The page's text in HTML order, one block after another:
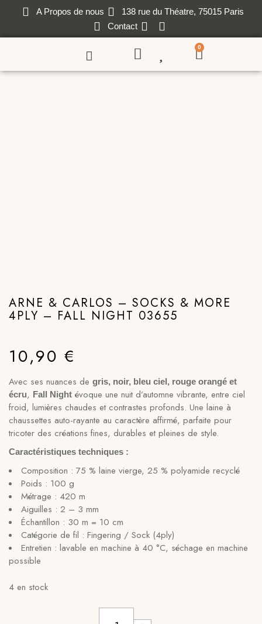
A Propos de nous
138 rue du Théatre, 75015 Paris
Contact
0
ARNE & CARLOS – SOCKS & MORE
4PLY – FALL NIGHT 03655
10,90 €
Avec ses nuances de gris, noir, bleu ciel, rouge orangé et
écru, Fall Night évoque une nuit d’automne vibrante, entre ciel
froid, lumières chaudes et contrastes profonds. Une laine à
chaussettes auto-rayante au caractère affirmé, parfaite pour
tricoter des créations fines, durables et pleines de style.
Caractéristiques techniques :
Composition : 75 % laine vierge, 25 % polyamide recyclé
Poids : 100 g
Métrage : 420 m
Aiguilles : 2 – 3 mm
Échantillon : 30 m = 10 cm
Catégorie de fil : Fingering / Sock (4ply)
Entretien : lavable en machine à 40 °C, séchage en machine
possible
4 en stock